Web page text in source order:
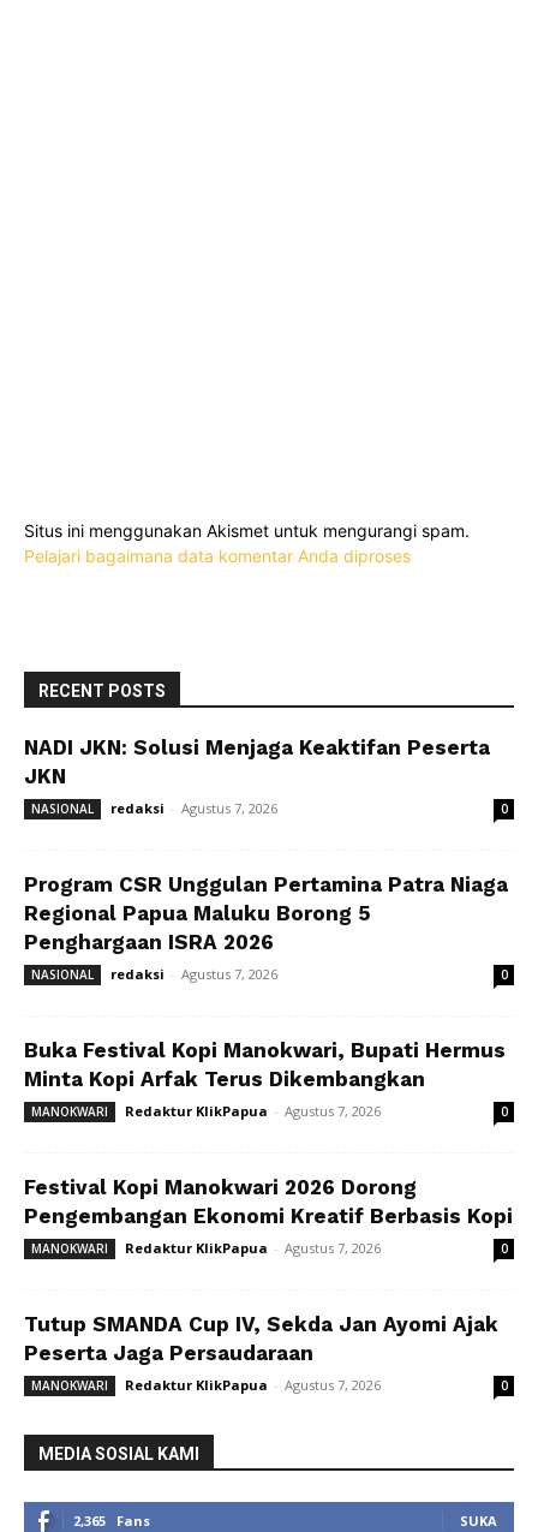
Situs ini menggunakan Akismet untuk mengurangi spam.
Pelajari bagaimana data komentar Anda diproses
RECENT POSTS
NADI JKN: Solusi Menjaga Keaktifan Peserta
JKN
NASIONAL redaksi - Agustus 7, 2026 0
Program CSR Unggulan Pertamina Patra Niaga
Regional Papua Maluku Borong 5
Penghargaan ISRA 2026
NASIONAL redaksi - Agustus 7, 2026 0
Buka Festival Kopi Manokwari, Bupati Hermus
Minta Kopi Arfak Terus Dikembangkan
MANOKWARI Redaktur KlikPapua - Agustus 7, 2026 0
Festival Kopi Manokwari 2026 Dorong
Pengembangan Ekonomi Kreatif Berbasis Kopi
MANOKWARI Redaktur KlikPapua - Agustus 7, 2026 0
Tutup SMANDA Cup IV, Sekda Jan Ayomi Ajak
Peserta Jaga Persaudaraan
MANOKWARI Redaktur KlikPapua - Agustus 7, 2026 0
MEDIA SOSIAL KAMI
2,365 Fans SUKA